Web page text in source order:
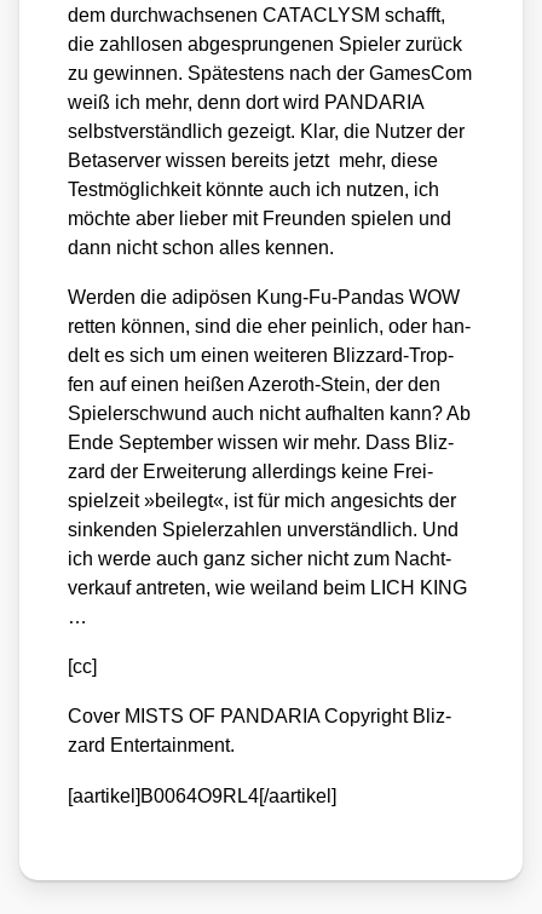
dem durch­wach­se­nen CATACLYSM schafft,
die zahl­lo­sen abge­sprun­ge­nen Spie­ler zurück
zu gewin­nen. Spä­tes­tens nach der Games­Com
weiß ich mehr, denn dort wird PANDARIA
selbst­ver­ständ­lich gezeigt. Klar, die Nut­zer der
Beta­ser­ver wis­sen bereits jetzt mehr, die­se
Test­mög­lich­keit könn­te auch ich nut­zen, ich
möch­te aber lie­ber mit Freun­den spie­len und
dann nicht schon alles ken­nen.
Wer­den die adi­pö­sen Kung-Fu-Pan­das WOW
ret­ten kön­nen, sind die eher pein­lich, oder han­
delt es sich um einen wei­te­ren Bliz­zard-Trop­
fen auf einen hei­ßen Azeroth-Stein, der den
Spie­ler­schwund auch nicht auf­hal­ten kann? Ab
Ende Sep­tem­ber wis­sen wir mehr. Dass Bliz­
zard der Erwei­te­rung aller­dings kei­ne Frei­
spiel­zeit »bei­legt«, ist für mich ange­sichts der
sin­ken­den Spie­ler­zah­len unver­ständ­lich. Und
ich wer­de auch ganz sicher nicht zum Nacht­
ver­kauf antre­ten, wie wei­land beim LICH KING
…
[cc]
Cover MISTS OF PANDARIA Copy­right Bliz­
zard Enter­tain­ment.
[aartikel]B0064O9RL4[/aartikel]